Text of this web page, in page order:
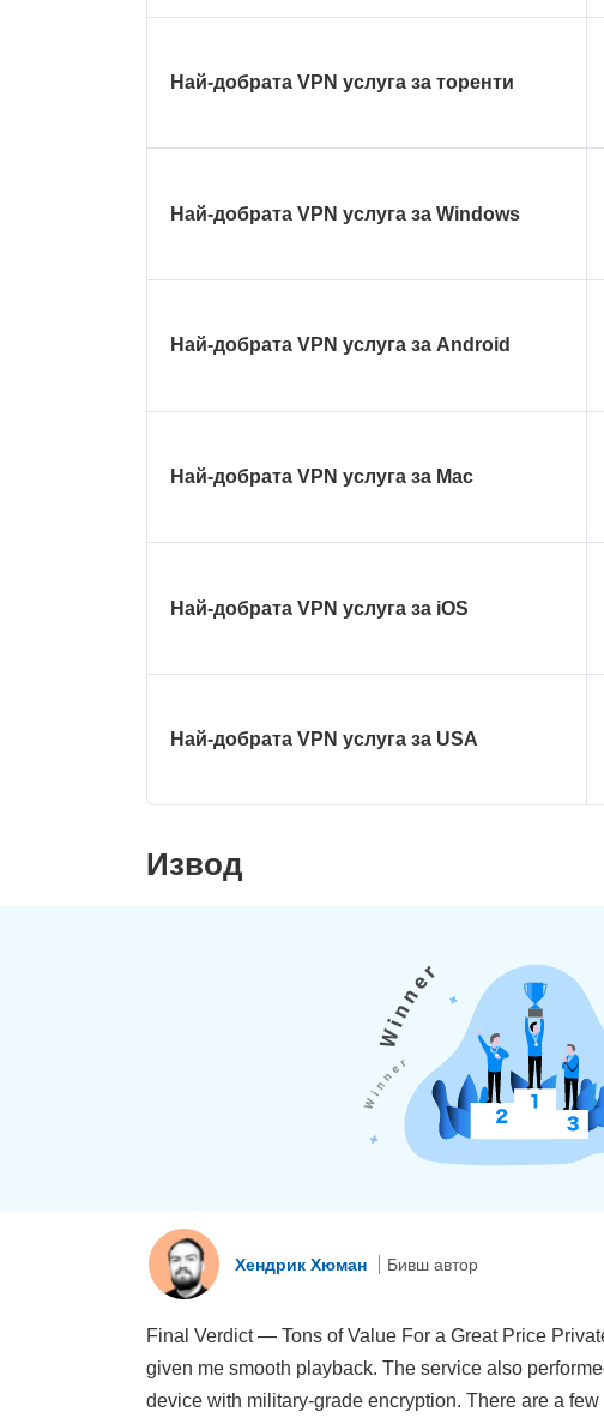
Най-добрата VPN услуга за торенти
Най-добрата VPN услуга за Windows
Най-добрата VPN услуга за Android
Най-добрата VPN услуга за Mac
Най-добрата VPN услуга за iOS
Най-добрата VPN услуга за USA
Извод
Хендрик Хюман Бивш автор
Final Verdict — Tons of Value For a Great Price
given me smooth playback. The service also
device with military-grade encryption. There are a